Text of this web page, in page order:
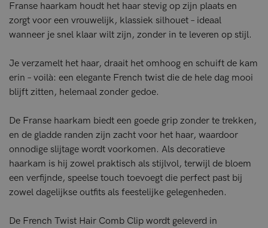
Franse haarkam houdt het haar stevig op zijn plaats en
zorgt voor een vrouwelijk, klassiek silhouet – ideaal
wanneer je snel klaar wilt zijn, zonder in te leveren op stijl.
Je verzamelt het haar, draait het omhoog en schuift de kam
erin – voilà: een elegante French twist die de hele dag mooi
blijft zitten, helemaal zonder gedoe.
De Franse haarkam biedt een goede grip zonder te trekken,
en de gladde randen zijn zacht voor het haar, waardoor
onnodige slijtage wordt voorkomen. Als decoratieve
haarkam is hij zowel praktisch als stijlvol, terwijl de bloem
een verfijnde, speelse touch toevoegt die perfect past bij
zowel dagelijkse outfits als feestelijke gelegenheden.
De French Twist Hair Comb Clip wordt geleverd in